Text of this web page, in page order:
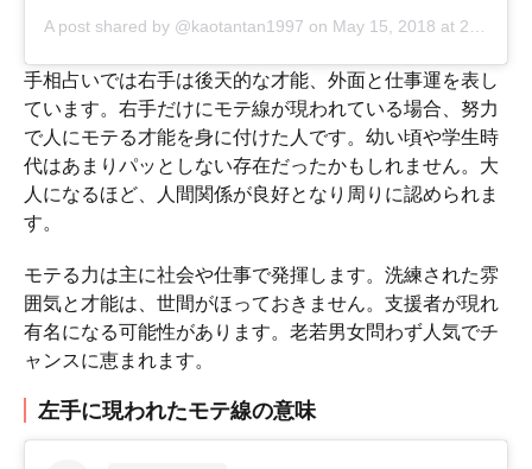
A post shared by @kaotantan1997 on May 15, 2018 at 2:14am PDT
手相占いでは右手は後天的な才能、外面と仕事運を表し
ています。右手だけにモテ線が現われている場合、努力
で人にモテる才能を身に付けた人です。幼い頃や学生時
代はあまりパッとしない存在だったかもしれません。大
人になるほど、人間関係が良好となり周りに認められま
す。
モテる力は主に社会や仕事で発揮します。洗練された雰
囲気と才能は、世間がほっておきません。支援者が現れ
有名になる可能性があります。老若男女問わず人気でチ
ャンスに恵まれます。
左手に現われたモテ線の意味